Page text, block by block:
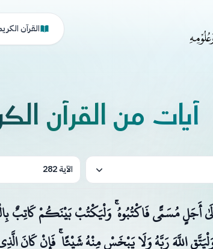
القرآن
آيات من القرآن
الآية 282
إِلَىٰ أَجَلٍ مُسَمًّى فَاكْتُبُوهُ ۚ وَلْيَكْتُبْ بَيْنَكُمْ
اللَّهَ رَبَّهُ وَلَا يَبْخَسْ مِنْهُ شَيْئًا ۚ فَإِنْ كَانَ